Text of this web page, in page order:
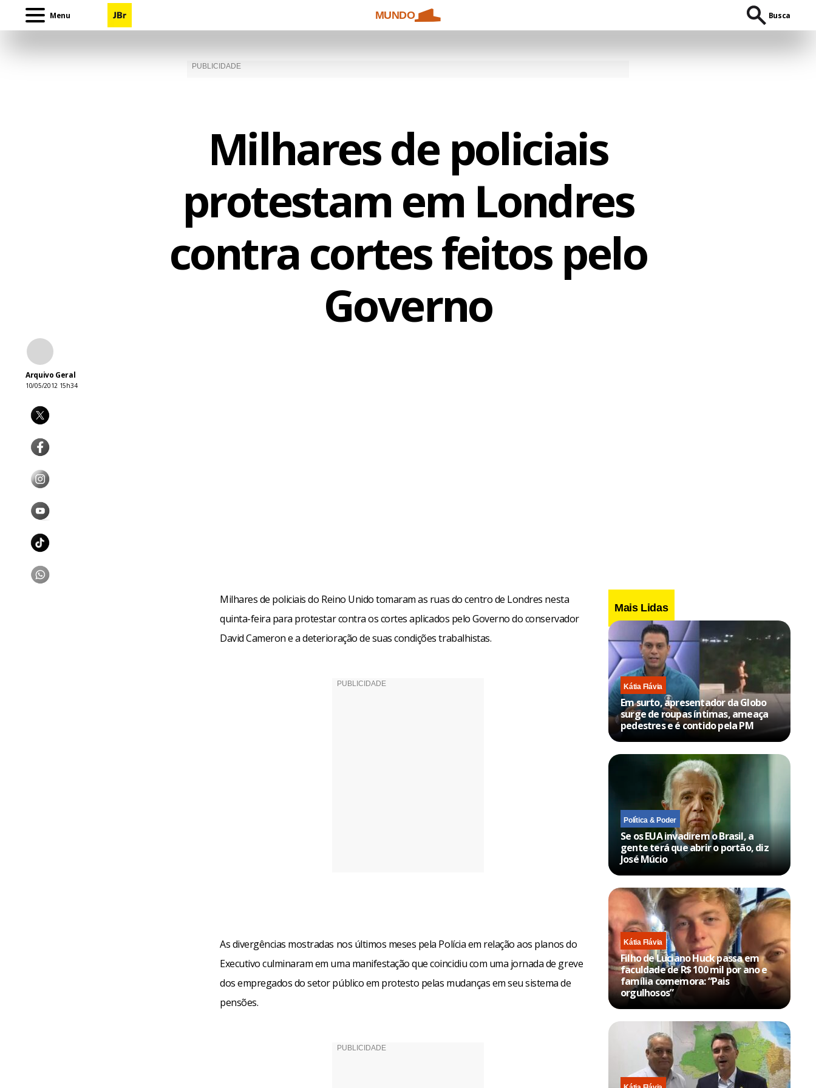
Menu MUNDO Busca
Milhares de policiais
protestam em Londres
contra cortes feitos pelo
Governo
Arquivo Geral
10/05/2012 15h34
Milhares de policiais do Reino Unido tomaram as ruas do centro de Londres nesta
quinta-feira para protestar contra os cortes aplicados pelo Governo do conservador
David Cameron e a deterioração de suas condições trabalhistas.
As divergências mostradas nos últimos meses pela Polícia em relação aos planos do
Executivo culminaram em uma manifestação que coincidiu com uma jornada de greve
dos empregados do setor público em protesto pelas mudanças em seu sistema de
pensões.
Mais Lidas
Kátia Flávia
Em surto, apresentador da Globo
surge de roupas íntimas, ameaça
pedestres e é contido pela PM
Política & Poder
Se os EUA invadirem o Brasil, a
gente terá que abrir o portão, diz
José Múcio
Kátia Flávia
Filho de Luciano Huck passa em
faculdade de R$ 100 mil por ano e
família comemora: “Pais
orgulhosos”